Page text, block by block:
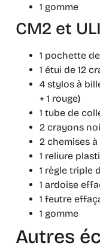
1 gomme
CM2 et
1 pochette
1 étui de 12
4 stylos à
+ 1 rouge)
1 tube de
2 crayons
2 chemises
1 reliure
1 règle triple
1 ardoise
1 feutre
1 gomme
Autres